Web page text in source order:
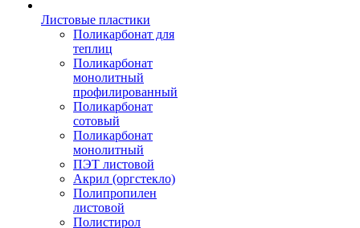
Листовые пластики
Поликарбонат для
теплиц
Поликарбонат
монолитный
профилированный
Поликарбонат
сотовый
Поликарбонат
монолитный
ПЭТ листовой
Акрил (оргстекло)
Полипропилен
листовой
Полистирол